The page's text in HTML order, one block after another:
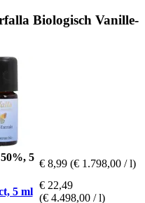
Biologisch Vanille-
5
€ 8,99 (€ 1.798,00 / l)
5 ml
€ 22,49
(€ 4.498,00 / l)